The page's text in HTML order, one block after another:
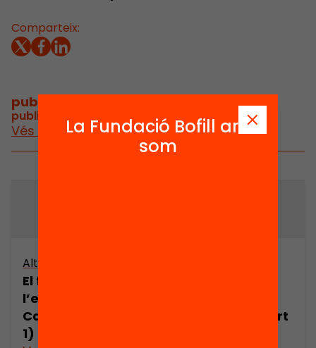
Comparteix:
publicacions i vídeos
publicacions i vídeos relacionats
Vés a publicacions i vídeos
Altres arxius
El futur de
l’esquerra a
Catalunya (part
1)
Catalunya (part
La Fundació Bofill ara
som